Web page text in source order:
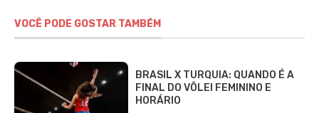
VOCÊ PODE GOSTAR TAMBÉM
BRASIL X TURQUIA: QUANDO É A
FINAL DO VÔLEI FEMININO E
HORÁRIO